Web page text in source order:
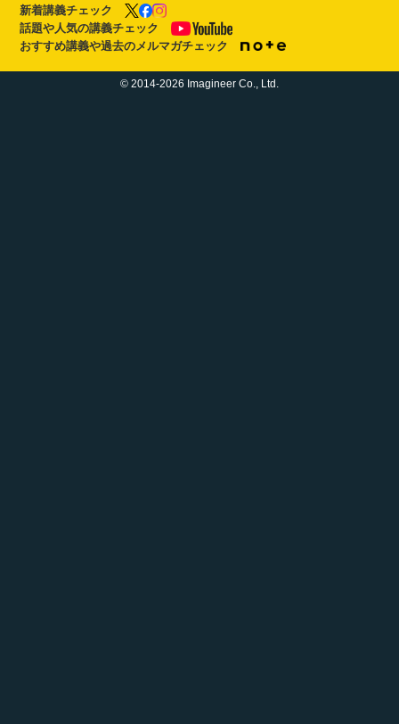
新着講義チェック
話題や人気の講義チェック
おすすめ講義や過去のメルマガチェック
© 2014-2026 Imagineer Co., Ltd.